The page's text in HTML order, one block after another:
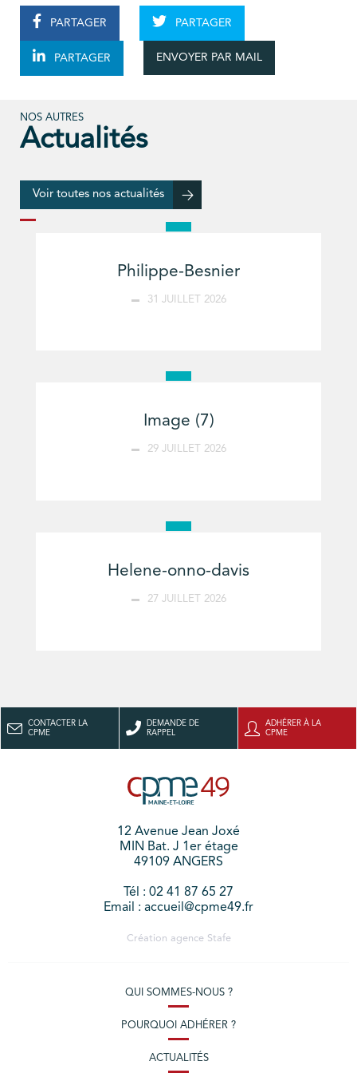
PARTAGER PARTAGER
PARTAGER ENVOYER PAR MAIL
NOS AUTRES
Actualités
Voir toutes nos actualités
Philippe-Besnier
31 JUILLET 2026
Image (7)
29 JUILLET 2026
Helene-onno-davis
27 JUILLET 2026
CONTACTER LA
CPME
DEMANDE DE
RAPPEL
ADHÉRER À LA
CPME
12 Avenue Jean Joxé
MIN Bat. J 1er étage
49109 ANGERS
Tél : 02 41 87 65 27
Email : accueil@cpme49.fr
Création agence Stafe
QUI SOMMES-NOUS ?
POURQUOI ADHÉRER ?
ACTUALITÉS